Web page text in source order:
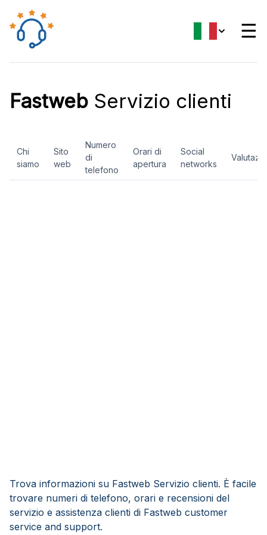
☰
Fastweb Servizio clienti
Chi
siamo
Sito
web
Numero
di
telefono
Orari di
apertura
Social
networks
Trova informazioni su Fastweb Servizio clienti. È facile
trovare numeri di telefono, orari e recensioni del
servizio e assistenza clienti di Fastweb customer
service and support.